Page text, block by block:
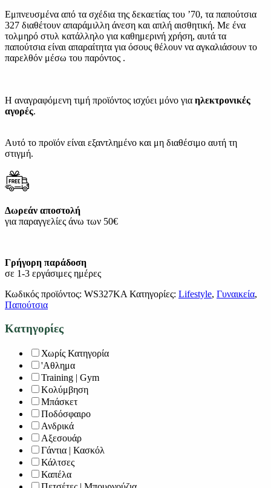
Εμπνευσμένα από τα σχέδια της δεκαετίας του ’70, τα παπούτσια
327 διαθέτουν απαράμιλλη άνεση και απλή αισθητική. Με ένα
τολμηρό στυλ κατάλληλο για καθημερινή χρήση, αυτά τα
παπούτσια είναι απαραίτητα για όσους θέλουν να αγκαλιάσουν το
παρελθόν μέσω του παρόντος .
Η αναγραφόμενη τιμή προϊόντος ισχύει μόνο για ηλεκτρονικές
αγορές.
Αυτό το προϊόν είναι εξαντλημένο και μη διαθέσιμο αυτή τη
στιγμή.
Δωρεάν αποστολή
για παραγγελίες άνω των 50€
Γρήγορη παράδοση
σε 1-3 εργάσιμες ημέρες
Κωδικός προϊόντος: WS327KA Κατηγορίες: Lifestyle, Γυναικεία,
Παπούτσια
Κατηγορίες
Χωρίς Κατηγορία
'Αθλημα
Training | Gym
Κολύμβηση
Μπάσκετ
Ποδόσφαιρο
Ανδρικά
Αξεσουάρ
Γάντια | Κασκόλ
Κάλτσες
Καπέλα